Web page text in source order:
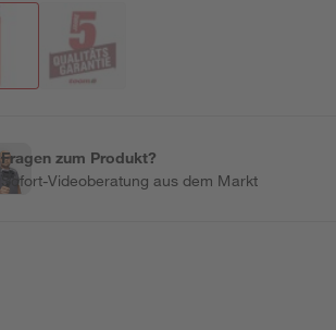
Fragen zum Produkt?
Sofort-Videoberatung aus dem Markt